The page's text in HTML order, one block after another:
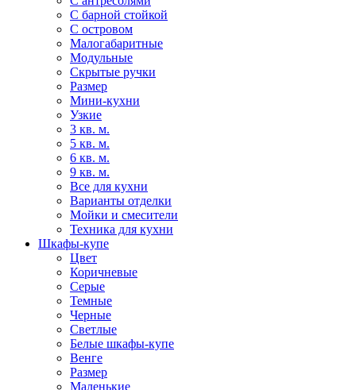
С барной стойкой
С островом
Малогабаритные
Модульные
Скрытые ручки
Размер
Мини-кухни
Узкие
3 кв. м.
5 кв. м.
6 кв. м.
9 кв. м.
Все для кухни
Варианты отделки
Мойки и смесители
Техника для кухни
Шкафы-купе
Цвет
Коричневые
Серые
Темные
Черные
Светлые
Белые шкафы-купе
Венге
Размер
Маленькие